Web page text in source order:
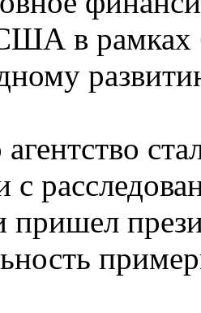
в
с
пришел